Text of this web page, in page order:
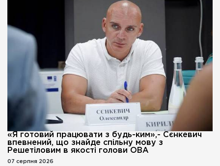
«Я готовий працювати з будь-ким»,- Сєнкевич
впевнений, що знайде спільну мову з
Решетіловим в якості голови ОВА
07 серпня 2026